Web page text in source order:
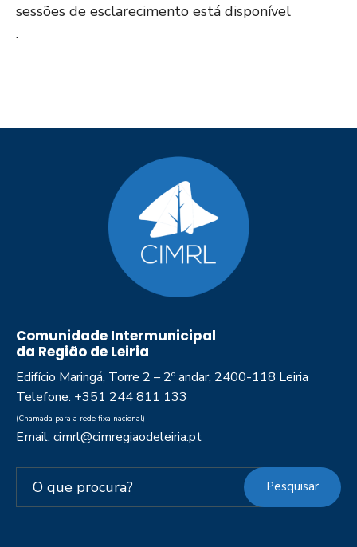
sessões de esclarecimento está disponível
.
Comunidade Intermunicipal
da Região de Leiria
Edifício Maringá, Torre 2 – 2º andar, 2400-118 Leiria
Telefone: +351 244 811 133
(Chamada para a rede fixa nacional)
Email: cimrl@cimregiaodeleiria.pt
Pesquisar